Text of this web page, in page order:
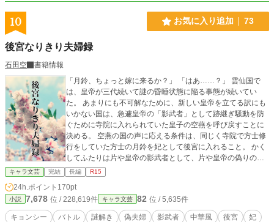
10 お気に入り追加 73
後宮なりきり夫婦録
石田空
書籍情報
「月鈴、ちょっと嫁に来るか？」 「はあ……？」 雲仙国で
は、皇帝が三代続いて謎の昏睡状態に陥る事態が続いてい
た。 あまりにも不可解なために、新しい皇帝を立てる訳にも
いかない国は、急遽皇帝の「影武者」として跡継ぎ騒動を防
ぐために寺院に入れられていた皇子の空燕を呼び戻すことに
決める。 空燕の国の声に応える条件は、同じく寺院で方士修
行をしていた方士の月鈴を妃として後宮に入れること。 かく
してふたりは片や皇帝の影武者として、片や皇帝の偽りの愛
妃として、後宮と言う名の魔窟に潜入捜査をすることとなっ
た。 影武者夫婦は、後宮内で起こる事件の謎を解けるのか。
そしてふたりの想いの行方はいったい。 サイトより転載にな
ります。
キャラ文芸 完結 長編 R15
24h.ポイント 170pt
小説 7,678 位 / 228,619件 キャラ文芸 82 位 / 5,635件
キョンシー バトル 謎解き 偽夫婦 影武者 中華風 後宮
妃